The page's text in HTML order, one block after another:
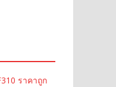
ราคาถูก